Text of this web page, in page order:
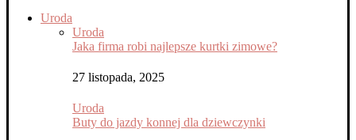
Uroda
Uroda
Jaka firma robi najlepsze kurtki zimowe?
27 listopada, 2025
Uroda
Buty do jazdy konnej dla dziewczynki